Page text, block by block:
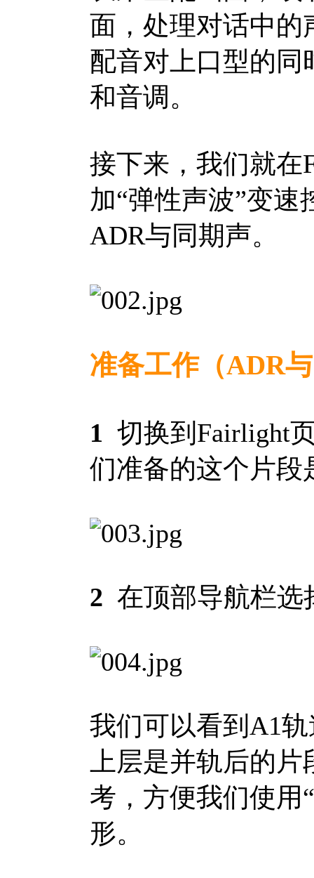
面，处理对话中的
配音对上口型的同
和音调。
接下来，我们就在
加“弹性声波”变
ADR与同期声。
准备工作（ADR
1 切换到Fairlight
们准备的这个片段
2 在顶部导航栏选
我们可以看到A1
上层是并轨后的
考，方便我们使用
形。